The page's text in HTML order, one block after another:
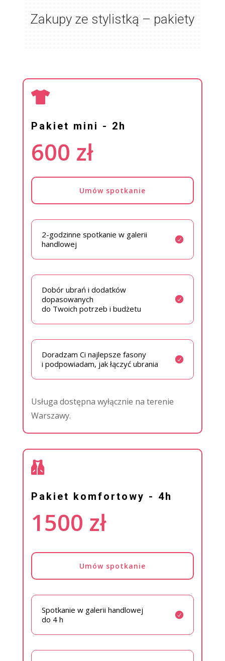
Zakupy ze stylistką – pakiety

Pakiet mini - 2h
600 zł
Umów spotkanie
2-godzinne spotkanie w galerii
handlowej
Dobór ubrań i dodatków
dopasowanych
do Twoich potrzeb i budżetu
Doradzam Ci najlepsze fasony
i podpowiadam, jak łączyć ubrania
Usługa dostępna wyłącznie na terenie
Warszawy.

Pakiet komfortowy - 4h
1500 zł
Umów spotkanie
Spotkanie w galerii handlowej
do 4 h